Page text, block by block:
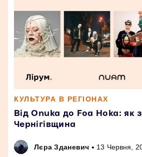
КУЛЬТУРА В РЕГІОНАХ
Від Onuka до Foa Hoka: як
Чернігівщина
Лєра Зданевич • 13 Червня,